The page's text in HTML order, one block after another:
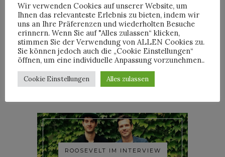
YOANN LEMOINE AKA
WOODKID IM INTERVIEW
ROOSEVELT IM INTERVIEW
Wir verwenden Cookies auf unserer Website, um
Ihnen das relevanteste Erlebnis zu bieten, indem wir
uns an Ihre Präferenzen und wiederholten Besuche
erinnern. Wenn Sie auf "Alles zulassen“ klicken,
stimmen Sie der Verwendung von ALLEN Cookies zu.
Sie können jedoch auch die „Cookie Einstellungen“
öffnen, um eine individuelle Anpassung vorzunehmen..
Cookie Einstellungen Alles zulassen